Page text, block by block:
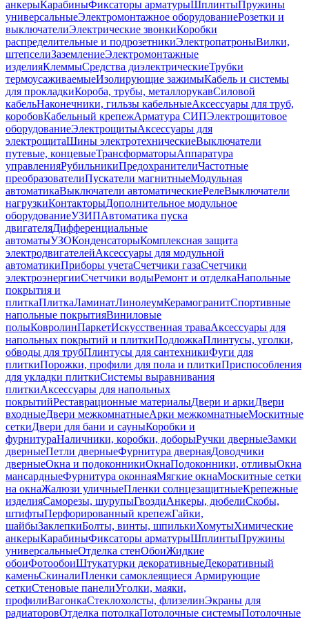
анкерыКарабиныФиксаторы арматурыШплинтыПружины
универсальныеЭлектромонтажное оборудованиеРозетки и
выключателиЭлектрические звонкиКоробки
распределительные и подрозетникиЭлектропатроныВилки,
штепселиЗаземлениеЭлектромонтажные
изделияКлеммыСредства диэлектрическиеТрубки
термоусаживаемыеИзолирующие зажимыКабель и системы
для прокладкиКороба, трубы, металлорукавСиловой
кабельНаконечники, гильзы кабельныеАксессуары для труб,
коробовКабельный крепежАрматура СИПЭлектрощитовое
оборудованиеЭлектрощитыАксессуары для
электрощитаШины электротехническиеВыключатели
путевые, концевыеТрансформаторыАппаратура
управленияРубильникиПредохранителиЧастотные
преобразователиПускатели магнитныеМодульная
автоматикаВыключатели автоматическиеРелеВыключатели
нагрузкиКонтакторыДополнительное модульное
оборудованиеУЗИПАвтоматика пуска
двигателяДифференциальные
автоматыУЗОКонденсаторыКомплексная защита
электродвигателейАксессуары для модульной
автоматикиПриборы учетаСчетчики газаСчетчики
электроэнергииСчетчики водыРемонт и отделкаНапольные
покрытия и
плиткаПлиткаЛаминатЛинолеумКерамогранитСпортивные
напольные покрытияВиниловые
полыКовролинПаркетИскусственная траваАксессуары для
напольных покрытий и плиткиПодложкаПлинтусы, уголки,
обводы для трубПлинтусы для сантехникиФуги для
плиткиПорожки, профили для пола и плиткиПриспособления
для укладки плиткиСистемы выравнивания
плиткиАксессуары для напольных
покрытийРеставрационные материалыДвери и аркиДвери
входныеДвери межкомнатныеАрки межкомнатныеМоскитные
сеткиДвери для бани и сауныКоробки и
фурнитураНаличники, коробки, доборыРучки дверныеЗамки
дверныеПетли дверныеФурнитура двернаяДоводчики
дверныеОкна и подоконникиОкнаПодоконники, отливыОкна
мансардныеФурнитура оконнаяМягкие окнаМоскитные сетки
на окнаЖалюзи уличныеПленки солнцезащитныеКрепежные
изделияСаморезы, шурупыГвоздиАнкеры, дюбелиСкобы,
штифтыПерфорированный крепежГайки,
шайбыЗаклепкиБолты, винты, шпилькиХомутыХимические
анкерыКарабиныФиксаторы арматурыШплинтыПружины
универсальныеОтделка стенОбоиЖидкие
обоиФотообоиШтукатурки декоративныеДекоративный
каменьСкиналиПленки самоклеящиеся Армирующие
сеткиСтеновые панелиУголки, маяки,
профилиВагонкаСтеклохолсты, флизелинЭкраны для
радиаторовОтделка потолкаПотолочные системыПотолочные